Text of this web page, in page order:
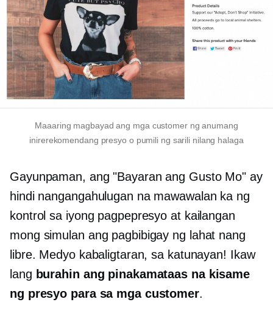
Maaaring magbayad ang mga customer ng anumang
inirerekomendang presyo o pumili ng sarili nilang halaga
Gayunpaman, ang "Bayaran ang Gusto Mo" ay
hindi nangangahulugan na mawawalan ka ng
kontrol sa iyong pagpepresyo at kailangan
mong simulan ang pagbibigay ng lahat nang
libre. Medyo kabaligtaran, sa katunayan! Ikaw
lang burahin ang pinakamataas na kisame
ng presyo para sa mga customer.